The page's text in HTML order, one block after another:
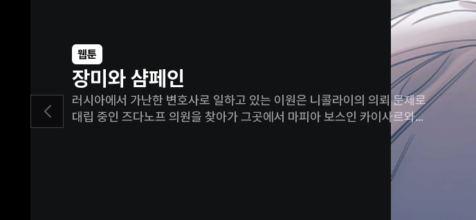
웹툰
장미와 샴페인
러시아에서 가난한 변호사로 일하고 있는 이원은 니콜라이의 의뢰 문제로
대립 중인 즈다노프 의원을 찾아가 그곳에서 마피아 보스인 카이사르와
마주한다. 하필 즈다노프 의원 뒤에는 마피아가 연관되어 있던 것이다.